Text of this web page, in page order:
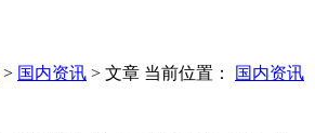
> 国内资讯 > 文章 当前位置：
国内资讯